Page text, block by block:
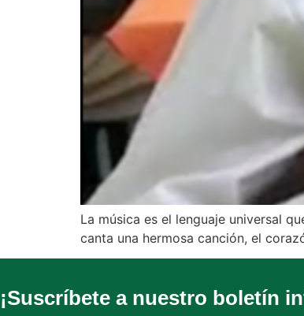
La música es el lenguaje universal
canta una hermosa canción, el
¡Suscríbete a nuestro boletín